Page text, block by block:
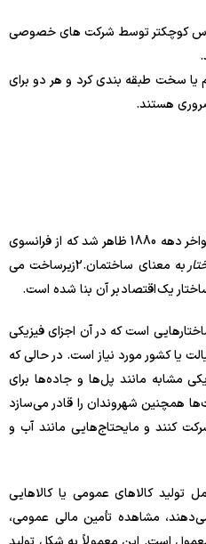
کوچکتر توسط شرکت های خصوصی
یا سخت طبقه بندی کرد و هر دو برای
هستند.
اصطلاح زیرساخت برای اولین بار در اواخر دهه 1880 ظاهر شد که از فرانسوی
به معنای ساختمان.2زیرساخت می
یک اقتصاد بر آن بنا شده است.
است که در آن اجزای فیزیکی
یا کشور مورد نیاز است. در حالی که
مشابه مانند پل‌ها و جاده‌ها برای
همچنین شهروندان را قادر می‌سازد
کنند و مایحتاج‌هایی مانند آب و
تولید کالاهای عمومی یا کالاهایی
مشاهده تأمین مالی عمومی،